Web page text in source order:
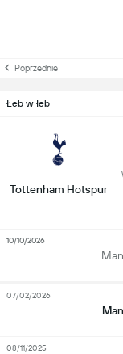
Poprzednie
Łeb w łeb
Tottenham Hotspur
10/10/2026
07/02/2026
08/11/2025